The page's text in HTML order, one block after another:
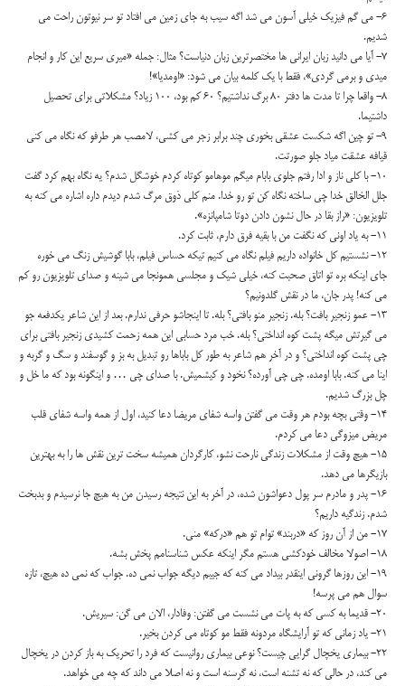
6- می گم فیزیک خیلی آسون می شد اگه سیب به جای زمین می افتاد تو سر نیوتون راحت می
شدیم.
7- آیا می دانید زبان ایرانی ها مختصرترین زبان دنیاست؟ مثال: جمله «میری سریع این کار و انجام
میدی و برمی گردی»، فقط با یک کلمه بیان می شود: «اومدیا»!
8- واقعا چرا تا مدت ها دفتر 80 برگ نداشتیم؟ 60 کم بود، 100 زیاد؟ مشکلاتی برای تحصیل
داشتیما.
9- تو چین اگه شکست عشقی بخوری چند برابر زجر می کشی، لامصب هر طرفو که نگاه می کنی
قیافه عشقت میاد جلو صورتت.
10- با کلی ناز و ادا رفتم جلوی بابام میگم موهامو کوتاه کردم خوشگل شدم؟ یه نگاه بهم کرد گفت
جلل الخالق خدا چی ساخته نگاه کن تو رو خدا. منم کلی ذوق مرگ شدم دیدم داره اشاره می کنه به
تلویزیون: «راز بقا در حال نشون دادن دوتا شامپانزه».
11- به یاد اونی که نگفت من با بقیه فرق دارم، ثابت کرد.
12- نشستیم کل خانواده داریم فیلم نگاه می کنیم تیکه حساس فیلم، بابا گوشیش زنگ می خوره
جای اینکه بره تو اتاق صحبت کنه، خیلی شیک و مجلسی همونجا می شینه و صدای تلویزیون رو کم
می کنه! پدر جان، ما در نقش گلدونیم؟
13- عمو زنجیر بافت؟ بله. زنجیر منو بافتی؟ بله. تا اینجاشو حرفی ندارم. بعد از این شاعر یکدفعه جو
می گیرتش میگه پشت کوه انداختی؟ بله. خب مرد حسابی این همه زحمت کشیدی زنجیر بافتی برای
چی پشت کوه انداختی؟ و در آخر هم شاعر به طور کل باباها رو تبدیل به بز و گوسفند و سگ و گربه و
اینا می کنه. بابا اومده. چی چی آورده؟ نخود و کیشمیش. با صدای چی … و اینگونه بود که ما خل و
چل بزرگ شدیم.
14- وقتی بچه بودم هر وقت می گفتن واسه شفای مریضا دعا کنید، اول از همه واسه شفای قلب
مریض میزوگی دعا می کردم.
15- هیچ وقت از مشکلات زندگی نارحت نشو، کارگردان همیشه سخت ترین نقش ها را به بهترین
بازیگرها می دهد.
16- پدر و مادرم سر پول دعواشون شده، در آخر به این نتیجه رسیدن من به هیچ جا نرسیدم و بدبخت
شدم. زندگیه داریم؟
17- من از آن روز که «دربند» توام تو هم «درکه» منی.
18- اصولا مخالف خودکشی هستم مگر اینکه عکس شناسنامم پخش بشه.
19- این روزها گرونی اینقدر بیداد می کنه که جیبم دیگه جواب نمی ده. جواب که نمی ده هیچ، تازه
سوال هم می پرسه!
20- قدیما به کسی که به پات می نشست می گفتن: وفادار، الان می گن: سیریش.
21- یاد زمانی که تو آرایشگاه مردونه فقط مو کوتاه می کردن بخیر.
22- بیماری یخچال گرایی چیست؟ نوعی بیماری روانیست که فرد را تحریک به باز کردن در یخچال
می کند، در حالی که نه تشنه است، نه گرسنه است و نه اصلا می داند که چه می خواهد.